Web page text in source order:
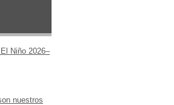
Niño 2026–
nuestros